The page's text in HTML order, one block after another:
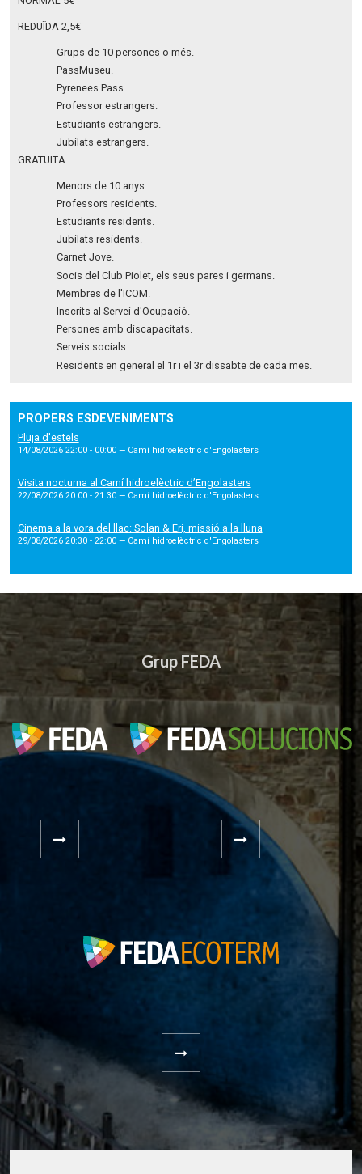
REDUÏDA 2,5€
Grups de 10 persones o més.
PassMuseu.
Pyrenees Pass
Professor estrangers.
Estudiants estrangers.
Jubilats estrangers.
GRATUÏTA
Menors de 10 anys.
Professors residents.
Estudiants residents.
Jubilats residents.
Carnet Jove.
Socis del Club Piolet, els seus pares i germans.
Membres de l'ICOM.
Inscrits al Servei d'Ocupació.
Persones amb discapacitats.
Serveis socials.
Residents en general el 1r i el 3r dissabte de cada mes.
PROPERS ESDEVENIMENTS
Pluja d'estels
14/08/2026 22:00 - 00:00 — Camí hidroelèctric d'Engolasters
Visita nocturna al Camí hidroelèctric d’Engolasters
22/08/2026 20:00 - 21:30 — Camí hidroelèctric d'Engolasters
Cinema a la vora del llac: Solan & Eri, missió a la lluna
29/08/2026 20:30 - 22:00 — Camí hidroelèctric d'Engolasters
Grup FEDA